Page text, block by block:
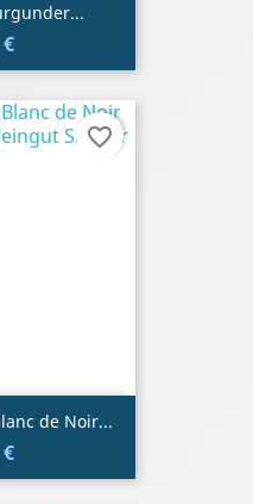
de Noir...
favorite_border